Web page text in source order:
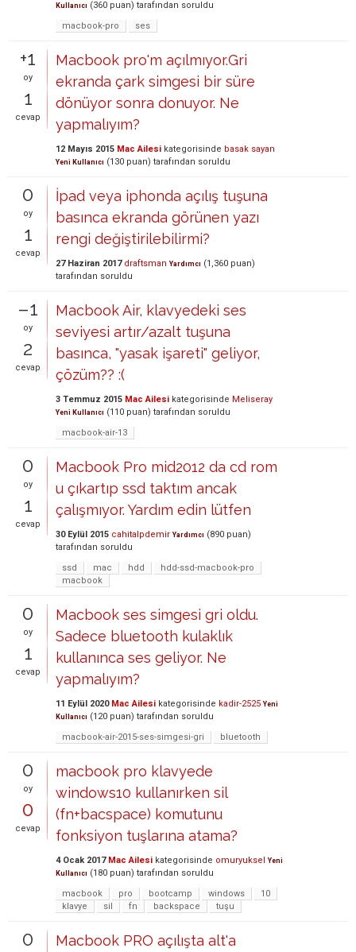
Kullanıcı (360 puan) tarafından soruldu
macbook-pro
ses
+1
oy
1
cevap
Macbook pro'm açılmıyor.Gri
ekranda çark simgesi bir süre
dönüyor sonra donuyor. Ne
yapmalıyım?
12 Mayıs 2015 Mac Ailesi kategorisinde basak sayan
Yeni Kullanıcı (130 puan) tarafından soruldu
0
oy
1
cevap
İpad veya iphonda açılış tuşuna
basınca ekranda görünen yazı
rengi değiştirilebilirmi?
27 Haziran 2017 draftsman Yardımcı (1,360 puan)
tarafından soruldu
–1
oy
2
cevap
Macbook Air, klavyedeki ses
seviyesi artır/azalt tuşuna
basınca, "yasak işareti" geliyor,
çözüm?? :(
3 Temmuz 2015 Mac Ailesi kategorisinde Meliseray
Yeni Kullanıcı (110 puan) tarafından soruldu
macbook-air-13
0
oy
1
cevap
Macbook Pro mid2012 da cd rom
u çıkartıp ssd taktım ancak
çalışmıyor. Yardım edin lütfen
30 Eylül 2015 cahitalpdemir Yardımcı (890 puan)
tarafından soruldu
ssd
mac hdd
hdd-ssd-macbook-pro
macbook
0
oy
1
cevap
Macbook ses simgesi gri oldu.
Sadece bluetooth kulaklık
kullanınca ses geliyor. Ne
yapmalıyım?
11 Eylül 2020 Mac Ailesi kategorisinde kadir-2525 Yeni
Kullanıcı (120 puan) tarafından soruldu
macbook-air-2015-ses-simgesi-gri
bluetooth
0
oy
0
cevap
macbook pro klavyede
windows10 kullanırken sil
(fn+bacspace) komutunu
fonksiyon tuşlarına atama?
4 Ocak 2017 Mac Ailesi kategorisinde omuryuksel Yeni
Kullanıcı (180 puan) tarafından soruldu
macbook
pro bootcamp windows
10
klavye
sil fn backspace tuşu
0
Macbook PRO açılışta alt'a